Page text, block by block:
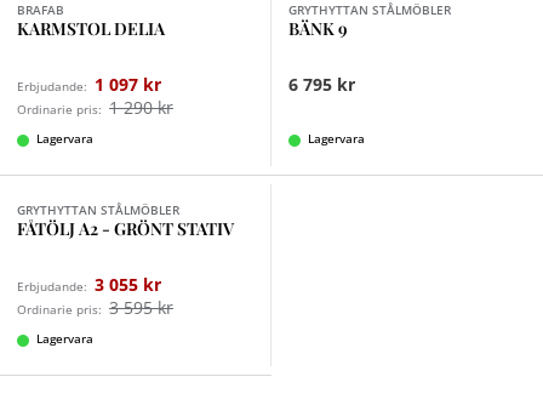
BRAFAB
KARMSTOL DELIA
Erbjudande: 1 097 kr
Ordinarie pris: 1 290 kr
Lagervara
GRYTHYTTAN STÅLMÖBLER
BÄNK 9
6 795 kr
Lagervara
GRYTHYTTAN STÅLMÖBLER
FÅTÖLJ A2 - GRÖNT STATIV
Erbjudande: 3 055 kr
Ordinarie pris: 3 595 kr
Lagervara